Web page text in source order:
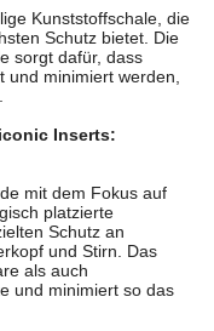
Kunststoffschale, die
Schutz bietet. Die
sorgt dafür, dass
und minimiert werden,
Inserts:
mit dem Fokus auf
platzierte
Schutz an
und Stirn. Das
als auch
und minimiert so das